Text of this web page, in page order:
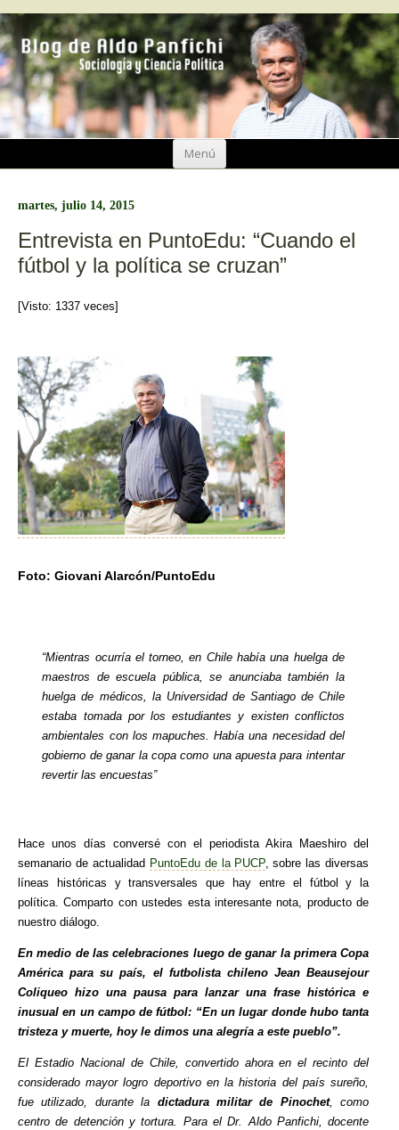
Menú
Ir
martes, julio 14, 2015
Entrevista en PuntoEdu: “Cuando el
fútbol y la política se cruzan”
[Visto: 1337 veces]
Foto: Giovani Alarcón/PuntoEdu
“Mientras ocurría el torneo, en Chile había una huelga de
maestros de escuela pública, se anunciaba también la
huelga de médicos, la Universidad de Santiago de Chile
estaba tomada por los estudiantes y existen conflictos
ambientales con los mapuches. Había una necesidad del
gobierno de ganar la copa como una apuesta para intentar
revertir las encuestas”
Hace unos días conversé con el periodista Akira Maeshiro del
semanario de actualidad PuntoEdu de la PUCP, sobre las diversas
líneas históricas y transversales que hay entre el fútbol y la
política. Comparto con ustedes esta interesante nota, producto de
nuestro diálogo.
En medio de las celebraciones luego de ganar la primera Copa
América para su país, el futbolista chileno Jean Beausejour
Coliqueo hizo una pausa para lanzar una frase histórica e
inusual en un campo de fútbol: “En un lugar donde hubo tanta
tristeza y muerte, hoy le dimos una alegría a este pueblo”.
El Estadio Nacional de Chile, convertido ahora en el recinto del
considerado mayor logro deportivo en la historia del país sureño,
fue utilizado, durante la dictadura militar de Pinochet, como
centro de detención y tortura. Para el Dr. Aldo Panfichi, docente